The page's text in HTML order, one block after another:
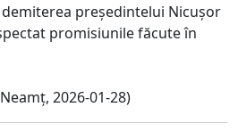
președintelui Nicușor
promisiunile făcute în
2026-01-28)